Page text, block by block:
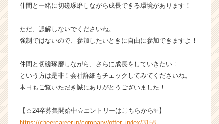
チ
ー・
成
業
か
ら
カ
ウ
仲間と一緒に切磋琢磨しながら成長できる環境があります！
ただ、誤解しないでくださいね。
強制ではないので、参加したいときに自由に参加できますよ！
仲間と切磋琢磨しながら、さらに成長をしていきたい！
という方は是非！会社詳細もチェックしてみてくださいね。
本日もご覧いただき誠にありがとうございました！
【☆24卒募集開始中☆エントリーはこちらから✨】
https://cheercareer.jp/company/offer_index/3158